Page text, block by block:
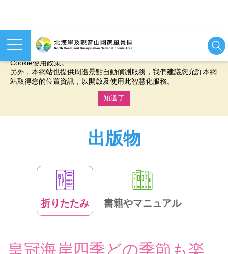
本網站使用cookies等相關技術以持續優化網站服務，並有助於為
您提供更佳的體驗，當您繼續使用本網站即表示您同意我們的
Cookie使用政策。
另外，本網站也提供周邊景點自動偵測服務，我們建議您允許本網
站取得您的位置資訊，以開啟及使用此智慧化服務。
知道了
出版物
折りたたみ 書籍やマニュアル
皇冠海岸四季どの季節も楽